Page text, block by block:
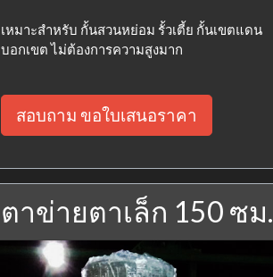
เหมาะสำหรับ กั้นสวนหย่อม รั้วเตี้ย กั้นเขตแดน
บอกเขต ไม่ต้องการความสูงมาก
สอบถาม ขอใบเสนอราคา
ตาข่ายตาเล็ก 150 ซม.